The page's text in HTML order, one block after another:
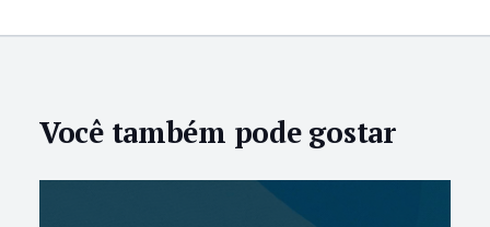
Você também pode gostar